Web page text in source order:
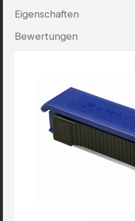
Eigenschaften
Bewertungen